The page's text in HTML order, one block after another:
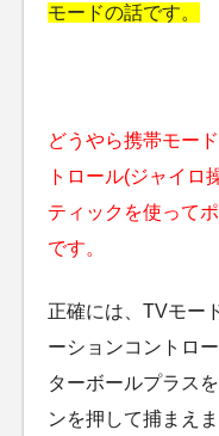
モードの話です。
どうやら携帯モー
トロール(ジャイロ
ティックを使って
です。
正確には、TVモー
ーションコントロ
ターボールプラス
ンを押して捕まえま